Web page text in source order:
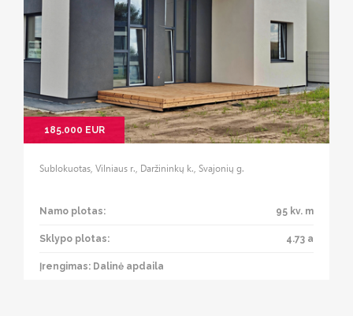
185.000 EUR
Sublokuotas, Vilniaus r., Daržininkų k., Svajonių g.
Namo plotas: 95 kv. m
Sklypo plotas: 4.73 a
Įrengimas: Dalinė apdaila